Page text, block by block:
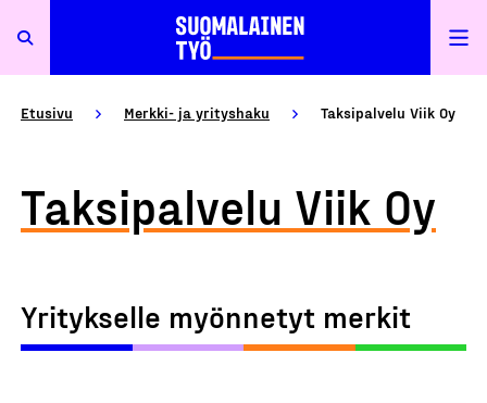
Etusivu Merkki- ja yrityshaku Taksipalvelu Viik Oy
Taksipalvelu Viik Oy
Yritykselle myönnetyt merkit